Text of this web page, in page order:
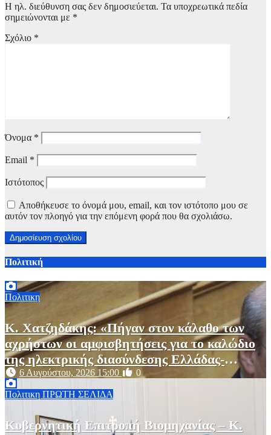
Η ηλ. διεύθυνση σας δεν δημοσιεύεται. Τα υποχρεωτικά πεδία
σημειώνονται με *
Σχόλιο *
Όνομα *
Email *
Ιστότοπος
Αποθήκευσε το όνομά μου, email, και τον ιστότοπο μου σε
αυτόν τον πλοηγό για την επόμενη φορά που θα σχολιάσω.
Πολιτική
Πολιτικη
Κ. Χατζηδάκης: «Πήγαν στον κάλαθο των
αχρήστων οι αμφισβητήσεις για το καλώδιο
της ηλεκτρικής διασύνδεσης Ελλάδας-
Κύπρου μετά τη συμφωνία ΑΔΜΗΕ με την
Meridiam»
6 Αυγούστου, 2026 15:00 0
Πολιτικη ΠΡΩΤΗ ΣΕΛΙΔΑ
Κυβερνητική Επιτροπή Βιομηχανίας – Κ.